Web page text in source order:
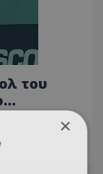
του
×